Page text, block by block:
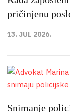
pričinjenu
13. JUL 2026.
Snimanje